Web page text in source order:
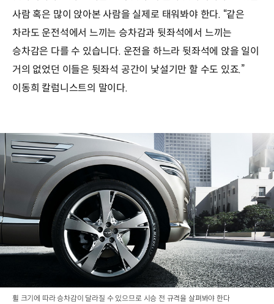
사람 혹은 많이 앉아본 사람을 실제로 태워봐야 한다. “같은
차라도 운전석에서 느끼는 승차감과 뒷좌석에서 느끼는
승차감은 다를 수 있습니다. 운전을 하느라 뒷좌석에 앉을 일이
거의 없었던 이들은 뒷좌석 공간이 낯설기만 할 수도 있죠.”
이동희 칼럼니스트의 말이다.
휠 크기에 따라 승차감이 달라질 수 있으므로 시승 전 규격을 살펴봐야 한다